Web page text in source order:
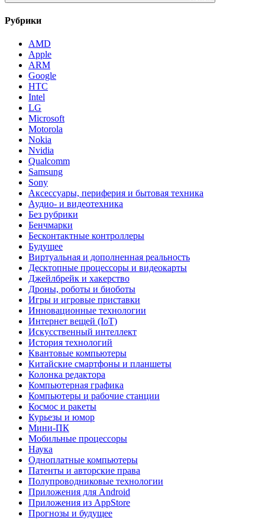
Рубрики
AMD
Apple
ARM
Google
HTC
Intel
LG
Microsoft
Motorola
Nokia
Nvidia
Qualcomm
Samsung
Sony
Аксессуары, периферия и бытовая техника
Аудио- и видеотехника
Без рубрики
Бенчмарки
Бесконтактные контроллеры
Будущее
Виртуальная и дополненная реальность
Десктопные процессоры и видеокарты
Джейлбрейк и хакерство
Дроны, роботы и биоботы
Игры и игровые приставки
Инновационные технологии
Интернет вещей (IoT)
Искусственный интеллект
История технологий
Квантовые компьютеры
Китайские смартфоны и планшеты
Колонка редактора
Компьютерная графика
Компьютеры и рабочие станции
Космос и ракеты
Курьезы и юмор
Мини-ПК
Мобильные процессоры
Наука
Одноплатные компьютеры
Патенты и авторские права
Полупроводниковые технологии
Приложения для Android
Приложения из AppStore
Прогнозы и будущее